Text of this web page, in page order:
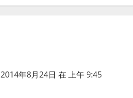
2014年8月24日 在 上午 9:45